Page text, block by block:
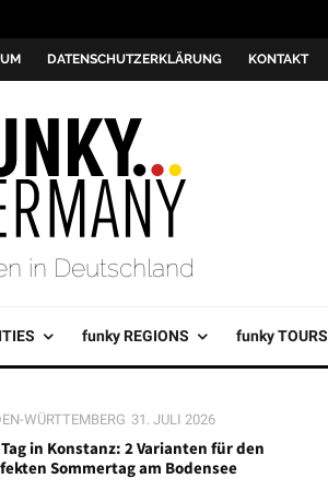
DATENSCHUTZERKLÄRUNG KONTAKT
in Deutschland
funky REGIONS funky TOURS
WÜRTTEMBERG 31. JULI 2026
in Konstanz: 2 Varianten für den
Sommertag am Bodensee